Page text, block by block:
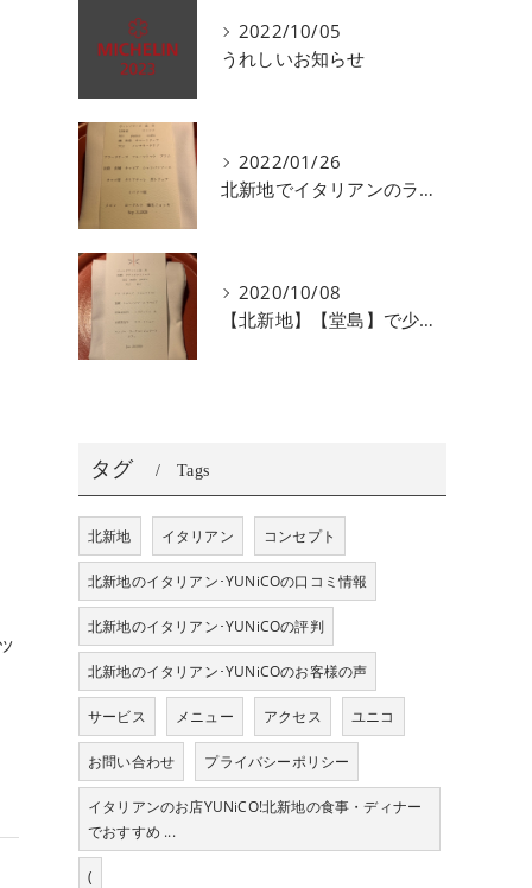
2022/10/05
うれしいお知らせ
2022/01/26
北新地でイタリアンのランチ、ディナーがおすすめユニコ
2020/10/08
【北新地】【堂島】で少人数で会食にオススメなイタリアン
タグ Tags
北新地 イタリアン コンセプト
北新地のイタリアン･YUNiCOの口コミ情報
北新地のイタリアン･YUNiCOの評判
北新地のイタリアン･YUNiCOのお客様の声
サービス メニュー アクセス ユニコ
お問い合わせ プライバシーポリシー
イタリアンのお店YUNiCO!北新地の食事・ディナー
でおすすめ ...
(